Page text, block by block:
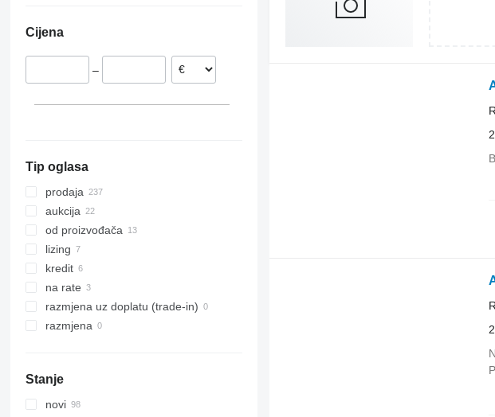
Mađarska
Švedska
Cijena
–
Tip oglasa
prodaja
aukcija
od proizvođača
lizing
kredit
na rate
razmjena uz doplatu (trade-in)
razmjena
Stanje
novi